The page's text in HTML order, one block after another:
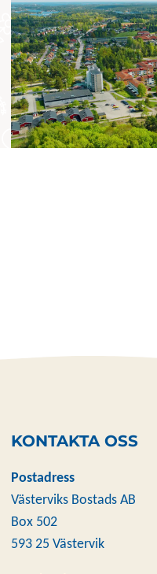
KONTAKTA OSS
Postadress
Västerviks Bostads AB
Box 502
593 25 Västervik